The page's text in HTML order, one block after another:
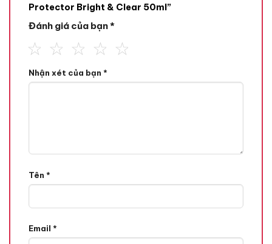
Protector Bright & Clear 50ml”
Đánh giá của bạn*
Nhận xét của bạn *
Tên *
Email *